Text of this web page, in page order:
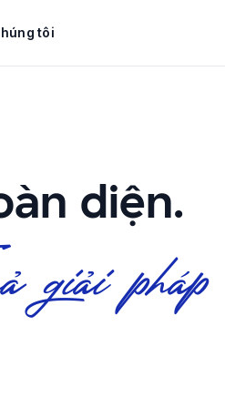
tôi
diện.
giải pháp